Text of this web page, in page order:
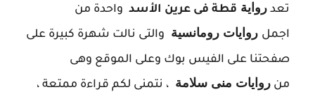
تعد رواية قطة فى عرين الأسد واحدة من
اجمل روايات رومانسية
والتى نالت شهرة كبيرة على
صفحتنا على الفيس بوك وعلى الموقع وهى
من روايات منى سلامة ، نتمنى لكم قراءة ممتعة ،